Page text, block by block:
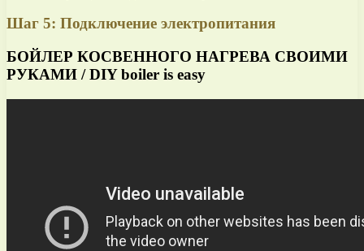
Шаг 5: Подключение электропитания
БОЙЛЕР КОСВЕННОГО НАГРЕВА СВОИМИ
РУКАМИ / DIY boiler is easy